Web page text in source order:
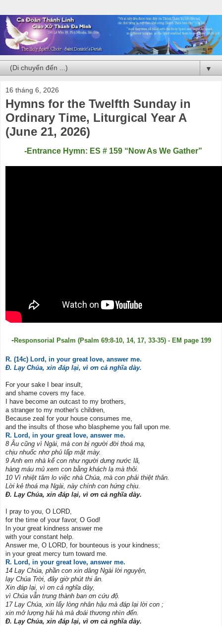
▼
16 tháng 6, 2026
Hymns for the Twelfth Sunday in
Ordinary Time, Liturgical Year A
(June 21, 2026)
-Entrance Hymn: ES # 159 “Now As We Gather”
-Responsorial Psalm (Psalm 69:8-10, 14, 17, 33-35) - EM page 199
R. (14c) Lord, in your great love, answer me.
Đ. Lạy Chúa, xin đáp lại, vì ơn cả nghĩa dày.
For your sake I bear insult,
and shame covers my face.
I have become an outcast to my brothers,
a stranger to my mother's children,
Because zeal for your house consumes me,
and the insults of those who blaspheme you fall upon me.
R. Lord, in your great love, answer me.
8 Âu cũng vì Ngài, mà con bị người đời thoá mạ,
chịu nhuốc nhơ phủ lấp mặt mày.
9 Anh em nhà kể con như người dưng nước lã,
hàng máu mủ xem con bằng khách lạ mà thôi.
10 Vì nhiệt tâm lo việc nhà Chúa, mà con phải thiệt thân.
Lời kẻ thoá mạ Ngài, này chính con hứng chịu.
Đ. Lạy Chúa, xin đáp lại, vì ơn cả nghĩa dày.
I pray to you, O LORD,
for the time of your favor, O God!
In your great kindness answer me
with your constant help.
Answer me, O LORD, for bounteous is your kindness;
in your great mercy turn toward me.
R. Lord, in your great love, answer me.
14 Lạy Chúa, phần con xin dâng Ngài lời nguyện,
lạy Chúa Trời, đây giờ phút thi ân.
Xin đáp lại, vì ơn cả nghĩa dày,
vì Chúa vẫn trung thành ban ơn cứu độ.
17 Lạy Chúa, xin lấy lòng nhân hậu mà đáp lại lời con ;
xin mở lượng hải hà mà đoái thương nhìn đến.
Đ. Lạy Chúa, xin đáp lại, vì ơn cả nghĩa dày.